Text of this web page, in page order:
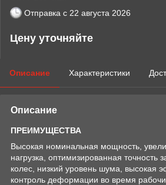
Отправка с 22 августа 2026
Цену уточняйте
Описание Характеристики
Описание
ПРЕИМУЩЕСТВА
Высокая номинальная мощность,
нагрузка, оптимизированная точность
колес, низкий уровень шума, высокая
контроль деформации во время